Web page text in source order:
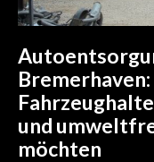
und
möchten